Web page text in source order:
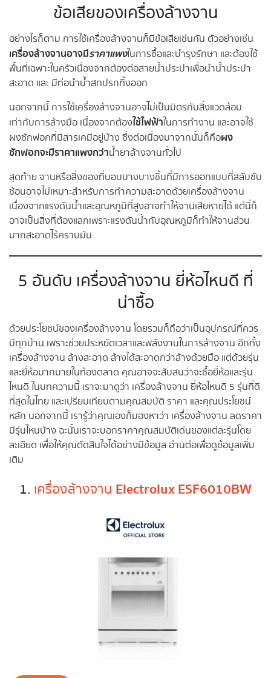
ข้อเสียของเครื่องล้างจาน
อย่างไรก็ตาม การใช้เครื่องล้างจานก็มีข้อเสียเช่นกัน ตัวอย่างเช่น
เครื่องล้างจานอาจมีราคาแพงในการซื้อและบำรุงรักษา และต้องใช้
พื้นที่เฉพาะในครัวเนื่องจากต้องต่อสายน้ำประปาเพื่อนำน้ำประปา
สะอาด และ มีท่อนำน้ำสกปรกทิ้งออก
นอกจากนี้ การใช้เครื่องล้างจานอาจไม่เป็นมิตรกับสิ่งแวดล้อม
เท่ากับการล้างมือ เนื่องจากต้องใช้ไฟฟ้าในการทำงาน และอาจใช้
ผงซักฟอกที่มีสารเคมีอยู่บ้าง ซึ่งต่อเนื่องมาจากนั้นก็คือผง
ซักฟอกจะมีราคาแพงกว่าน้ำยาล้างจานทั่วไป
สุดท้าย จานหรือสิ่งของที่บอบบางบางชิ้นที่มีการออกแบบที่สลับซับ
ซ้อนอาจไม่เหมาะสำหรับการทำความสะอาดด้วยเครื่องล้างจาน
เนื่องจากแรงดันน้ำและอุณหภูมิที่สูงอาจทำให้จานเสียหายได้ แต่นี่ก็
อาจเป็นสิ่งที่ต้องแลกเพราะแรงดันน้ำกับอุณหภูมิก็ทำให้จานส่วน
มากสะอาดไร้คราบมัน
5 อันดับ เครื่องล้างจาน ยี่ห้อไหนดี ที่
น่าซื้อ
ด้วยประโยชน์ของเครื่องล้างจาน โดยรวมก็ถือว่าเป็นอุปกรณ์ที่ควร
มีทุกบ้าน เพราะช่วยประหยัดเวลาและพลังงานในการล้างจาน อีกทั้ง
เครื่องล้างจาน ล้างสะอาด ล้างได้สะอาดกว่าล้างด้วยมือ แต่ด้วยรุ่น
และยี่ห้อมากมายในท้องตลาด คุณอาจจะสับสนว่าจะซื้อยี่ห้อและรุ่น
ไหนดี ในบทความนี้ เราจะมาดูว่า เครื่องล้างจาน ยี่ห้อไหนดี 5 รุ่นที่ดี
ที่สุดในไทย และเปรียบเทียบตามคุณสมบัติ ราคา และคุณประโยชน์
หลัก นอกจากนี้ เรารู้ว่าคุณเองก็มองหาว่า เครื่องล้างจาน ลดราคา
มีรุ่นไหนบ้าง ฉะนั้นเราจะบอกราคาคุณสมบัติเด่นของแต่ละรุ่นโดย
ละเอียด เพื่อให้คุณตัดสินใจได้อย่างมีข้อมูล อ่านต่อเพื่อดูข้อมูลเพิ่ม
เติม
1. เครื่องล้างจาน Electrolux ESF6010BW